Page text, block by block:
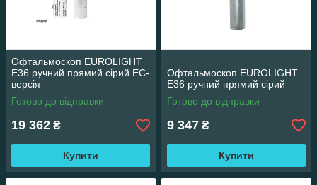
Офтальмоскоп EUROLIGHT
E36 ручний прямий сірий ЕС-
версія
Готово до відправки
19 362 ₴
Купити
Офтальмоскоп EUROLIGHT
E36 ручний прямий сірий
Готово до відправки
9 347 ₴
Купити